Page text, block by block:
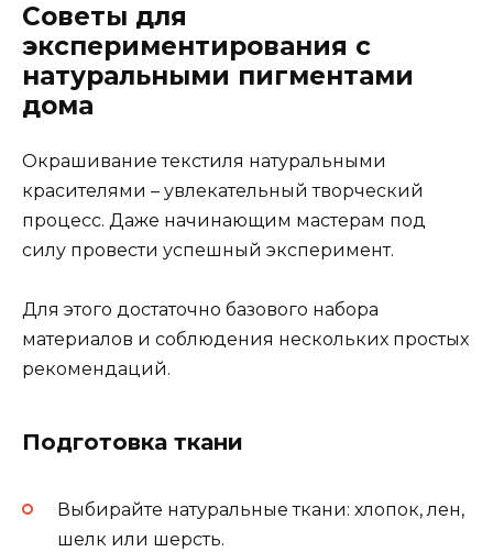
Советы для
экспериментирования с
натуральными пигментами
дома
Окрашивание текстиля натуральными
красителями – увлекательный творческий
процесс. Даже начинающим мастерам под
силу провести успешный эксперимент.
Для этого достаточно базового набора
материалов и соблюдения нескольких простых
рекомендаций.
Подготовка ткани
Выбирайте натуральные ткани: хлопок, лен,
шелк или шерсть.